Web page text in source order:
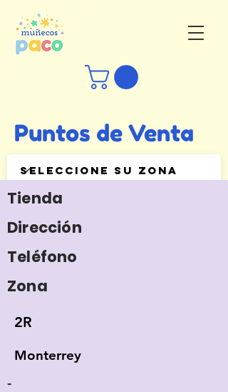
Puntos de Venta
Tienda
Dirección
Teléfono
Zona
2R
Monterrey
-